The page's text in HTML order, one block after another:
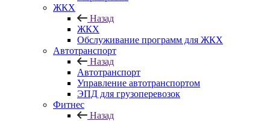
ЖКХ
Назад
ЖКХ
Обслуживание программ для ЖКХ
Автотранспорт
Назад
Автотранспорт
Управление автотранспортом
ЭПД для грузоперевозок
Фитнес
Назад